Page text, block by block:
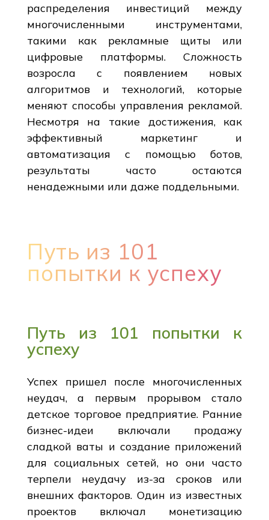
распределения инвестиций между
многочисленными инструментами,
такими как рекламные щиты или
цифровые платформы. Сложность
возросла с появлением новых
алгоритмов и технологий, которые
меняют способы управления рекламой.
Несмотря на такие достижения, как
эффективный маркетинг и
автоматизация с помощью ботов,
результаты часто остаются
ненадежными или даже поддельными.
Путь из 101
попытки к успеху
Путь из 101 попытки к
успеху
Успех пришел после многочисленных
неудач, а первым прорывом стало
детское торговое предприятие. Ранние
бизнес-идеи включали продажу
сладкой ваты и создание приложений
для социальных сетей, но они часто
терпели неудачу из-за сроков или
внешних факторов. Один из известных
проектов включал монетизацию